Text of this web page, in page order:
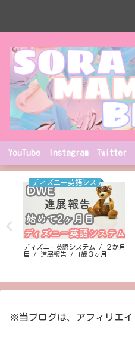
YouTube Instagram Twitter
ディズニー英語システム
ディズニー英語システム / ２か月
目 / 進展報告 / 1歳３ヶ月
※当ブログは、アフィリエイ